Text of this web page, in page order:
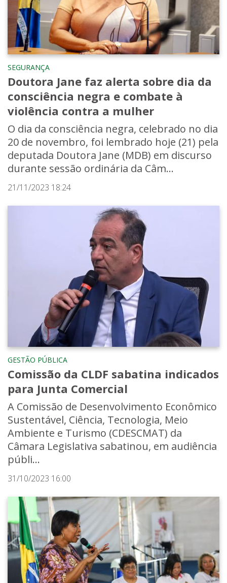
SEGURANÇA
Doutora Jane faz alerta sobre dia da
consciência negra e combate à
violência contra a mulher
O dia da consciência negra, celebrado no dia
20 de novembro, foi lembrado hoje (21) pela
deputada Doutora Jane (MDB) em discurso
durante sessão ordinária da Câm...
21/11/2023 18:24
GESTÃO PÚBLICA
Comissão da CLDF sabatina indicados
para Junta Comercial
A Comissão de Desenvolvimento Econômico
Sustentável, Ciência, Tecnologia, Meio
Ambiente e Turismo (CDESCMAT) da
Câmara Legislativa sabatinou, em audiência
públi...
31/10/2023 16:00